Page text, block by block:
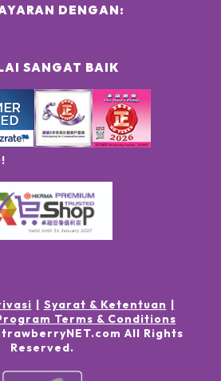
SANGAT BAIK
DENGAN:
Syarat & Ketentuan
Terms & Conditions
All Rights
Reserved.